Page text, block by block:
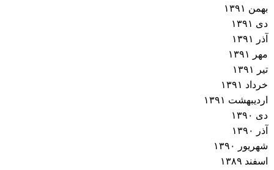
بهمن ۱۳۹۱
دی ۱۳۹۱
آذر ۱۳۹۱
مهر ۱۳۹۱
تیر ۱۳۹۱
خرداد ۱۳۹۱
اردیبهشت ۱۳۹۱
دی ۱۳۹۰
آذر ۱۳۹۰
شهریور ۱۳۹۰
اسفند ۱۳۸۹